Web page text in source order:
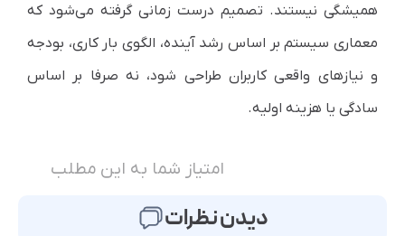
همیشگی نیستند. تصمیم درست زمانی گرفته می‌شود که
معماری سیستم بر اساس رشد آینده، الگوی بار کاری، بودجه
و نیازهای واقعی کاربران طراحی شود، نه صرفا بر اساس
سادگی یا هزینه اولیه.
امتیاز شما به این مطلب
دیدن نظرات